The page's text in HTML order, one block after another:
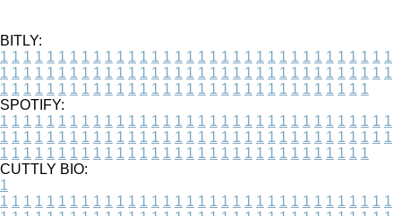
BITLY:
1 1 1 1 1 1 1 1 1 1 1 1 1 1 1 1 1 1 1 1 1 1 1 1 1 1 1 1 1 1 1 1 1 1
1 1 1 1 1 1 1 1 1 1 1 1 1 1 1 1 1 1 1 1 1 1 1 1 1 1 1 1 1 1 1 1 1 1
1 1 1 1 1 1 1 1 1 1 1 1 1 1 1 1 1 1 1 1 1 1 1 1 1 1 1 1 1 1 1 1
SPOTIFY:
1 1 1 1 1 1 1 1 1 1 1 1 1 1 1 1 1 1 1 1 1 1 1 1 1 1 1 1 1 1 1 1 1 1
1 1 1 1 1 1 1 1 1 1 1 1 1 1 1 1 1 1 1 1 1 1 1 1 1 1 1 1 1 1 1 1 1 1
1 1 1 1 1 1 1 1 1 1 1 1 1 1 1 1 1 1 1 1 1 1 1 1 1 1 1 1 1 1 1 1
CUTTLY BIO:
1
1 1 1 1 1 1 1 1 1 1 1 1 1 1 1 1 1 1 1 1 1 1 1 1 1 1 1 1 1 1 1 1 1 1